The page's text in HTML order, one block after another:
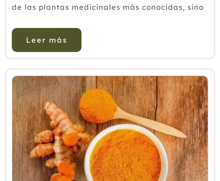
de las plantas medicinales más conocidas, sino
países, como Alemania, los m...
Leer más